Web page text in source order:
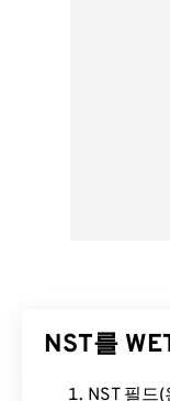
NST를
NST 필드